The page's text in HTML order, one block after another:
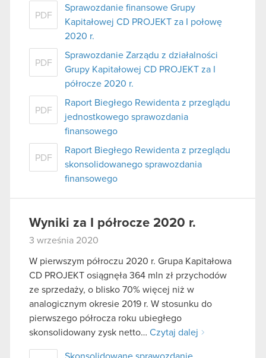
PDF
Sprawozdanie finansowe Grupy
Kapitałowej CD PROJEKT za I połowę
2020 r.
PDF
Sprawozdanie Zarządu z działalności
Grupy Kapitałowej CD PROJEKT za I
półrocze 2020 r.
PDF
Raport Biegłego Rewidenta z przeglądu
jednostkowego sprawozdania
finansowego
PDF
Raport Biegłego Rewidenta z przeglądu
skonsolidowanego sprawozdania
finansowego
Wyniki za I półrocze 2020 r.
3 września 2020
W pierwszym półroczu 2020 r. Grupa Kapitałowa
CD PROJEKT osiągnęła 364 mln zł przychodów
ze sprzedaży, o blisko 70% więcej niż w
analogicznym okresie 2019 r. W stosunku do
pierwszego półrocza roku ubiegłego
skonsolidowany zysk netto… Czytaj dalej